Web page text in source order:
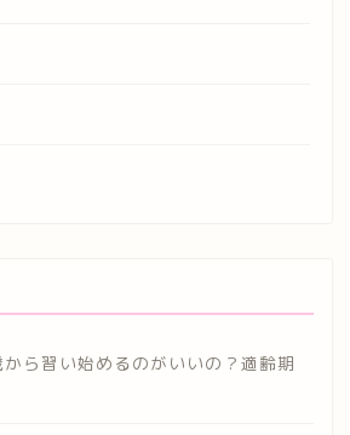
ら習い始めるのがいいの？適齢期